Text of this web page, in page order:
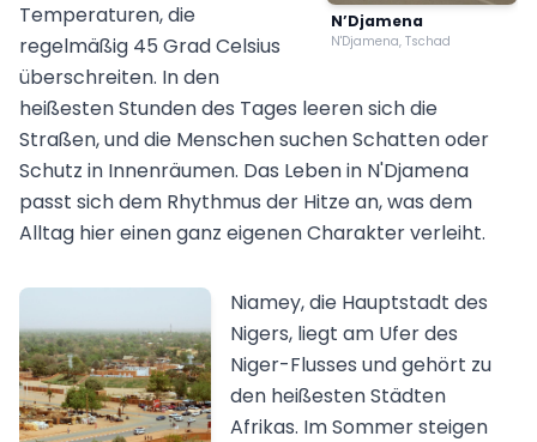
N’Djamena
N'Djamena, Tschad
Temperaturen, die
regelmäßig 45 Grad Celsius
überschreiten. In den
heißesten Stunden des Tages leeren sich die
Straßen, und die Menschen suchen Schatten oder
Schutz in Innenräumen. Das Leben in N'Djamena
passt sich dem Rhythmus der Hitze an, was dem
Alltag hier einen ganz eigenen Charakter verleiht.
Niamey, die Hauptstadt des
Nigers, liegt am Ufer des
Niger-Flusses und gehört zu
den heißesten Städten
Afrikas. Im Sommer steigen